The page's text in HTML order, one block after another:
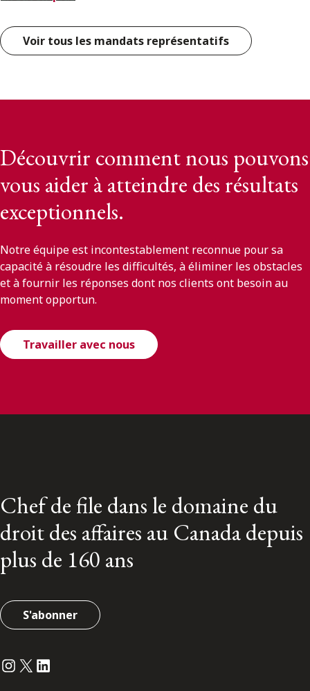
Voir tous les mandats représentatifs
Découvrir comment nous pouvons
vous aider à atteindre des résultats
exceptionnels.
Notre équipe est incontestablement reconnue pour sa
capacité à résoudre les difficultés, à éliminer les obstacles
et à fournir les réponses dont nos clients ont besoin au
moment opportun.
Travailler avec nous
Chef de file dans le domaine du
droit des affaires au Canada depuis
plus de 160 ans
S'abonner
Instagram
Twitter
LinkedIn